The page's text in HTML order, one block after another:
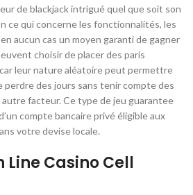
de blackjack intrigué quel que soit son
ce qui concerne les fonctionnalités, les
aucun cas un moyen garanti de gagner
choisir de placer des paris
leur nature aléatoire peut permettre
perdre des jours sans tenir compte des
facteur. Ce type de jeu guarantee
compte bancaire privé éligible aux
votre devise locale.
Line Casino Cell